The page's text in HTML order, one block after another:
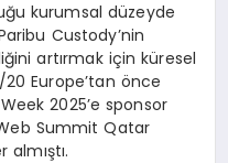
kurumsal düzeyde
Custody’nin
artırmak için küresel
20 Europe’tan önce
2025’e sponsor
Summit Qatar
almıştı.